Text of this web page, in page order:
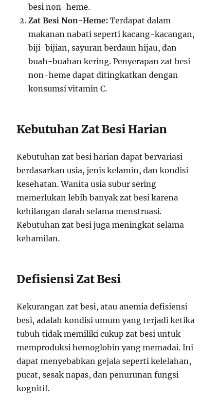
besi non-heme.
Zat Besi Non-Heme: Terdapat dalam
makanan nabati seperti kacang-kacangan,
biji-bijian, sayuran berdaun hijau, dan
buah-buahan kering. Penyerapan zat besi
non-heme dapat ditingkatkan dengan
konsumsi vitamin C.
Kebutuhan Zat Besi Harian
Kebutuhan zat besi harian dapat bervariasi
berdasarkan usia, jenis kelamin, dan kondisi
kesehatan. Wanita usia subur sering
memerlukan lebih banyak zat besi karena
kehilangan darah selama menstruasi.
Kebutuhan zat besi juga meningkat selama
kehamilan.
Defisiensi Zat Besi
Kekurangan zat besi, atau anemia defisiensi
besi, adalah kondisi umum yang terjadi ketika
tubuh tidak memiliki cukup zat besi untuk
memproduksi hemoglobin yang memadai. Ini
dapat menyebabkan gejala seperti kelelahan,
pucat, sesak napas, dan penurunan fungsi
kognitif.